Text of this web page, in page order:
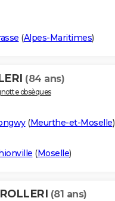
(Alpes-Maritimes)
(84 ans)
obsèques
(Meurthe-et-Moselle)
(Moselle)
(81 ans)